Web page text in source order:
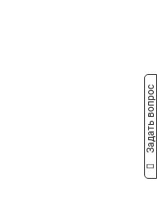
Задать вопрос